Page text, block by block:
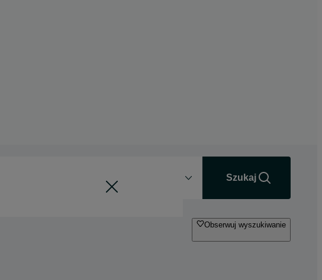
Szukaj
Obserwuj wyszukiwanie